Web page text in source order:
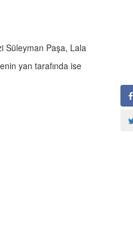
Süleyman Paşa, Lala
yan tarafında ise